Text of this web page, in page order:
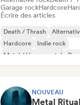
Garage rockHardcore
Écrire des articles
Death / Thrash
Hardcore
Indie rock
Metal / Heavy metal
NOUVEAU